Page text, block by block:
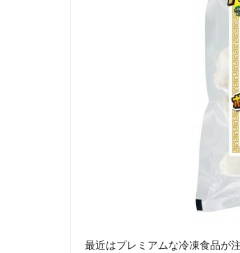
最近はプレミアムな冷凍食品が